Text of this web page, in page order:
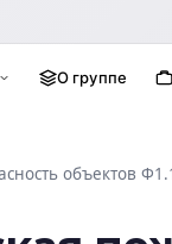
О группе
объектов